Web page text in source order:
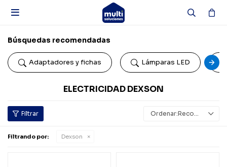

Búsquedas recomendadas
Adaptadores y fichas Lámparas LED
ELECTRICIDAD DEXSON
Recomendados
Filtrando por: Dexson